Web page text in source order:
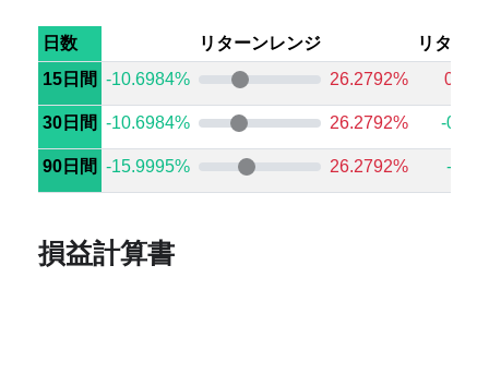
日数 リターンレンジ
リター
15日間 -10.6984% 26.2792%
30日間 -10.6984% 26.2792% -
90日間 -15.9995% 26.2792% -
損益計算書